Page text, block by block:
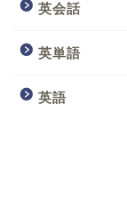
英会話
英単語
英語